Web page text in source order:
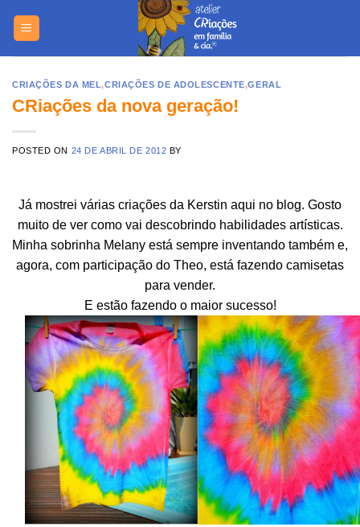
CRIAÇÕES DA MEL,CRIAÇÕES DE ADOLESCENTE,GERAL
CRiações da nova geração!
POSTED ON 24 DE ABRIL DE 2012 BY
Já mostrei várias criações da Kerstin aqui no blog. Gosto
muito de ver como vai descobrindo habilidades artísticas.
Minha sobrinha Melany está sempre inventando também e,
agora, com participação do Theo, está fazendo camisetas
para vender.
E estão fazendo o maior sucesso!